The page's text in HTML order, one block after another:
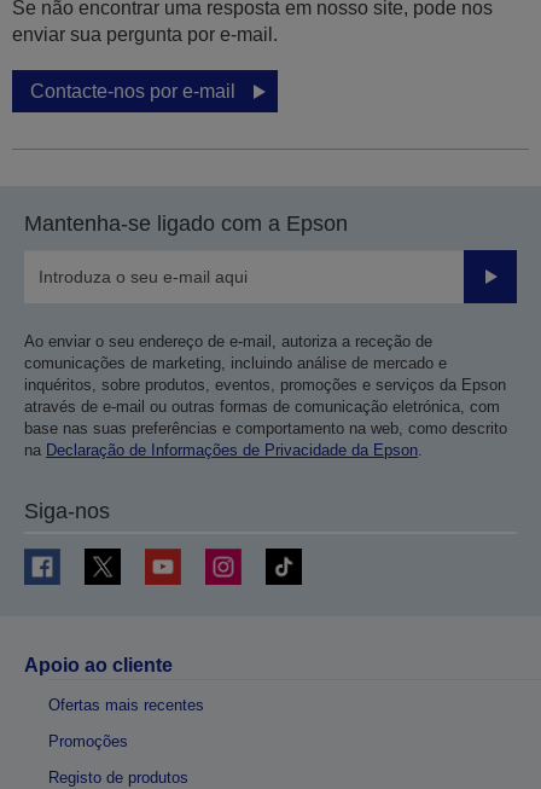
Se não encontrar uma resposta em nosso site, pode nos
enviar sua pergunta por e-mail.
Contacte-nos por e-mail
Mantenha-se ligado com a Epson
Enviar
Ao enviar o seu endereço de e-mail, autoriza a receção de
comunicações de marketing, incluindo análise de mercado e
inquéritos, sobre produtos, eventos, promoções e serviços da Epson
através de e-mail ou outras formas de comunicação eletrónica, com
base nas suas preferências e comportamento na web, como descrito
na Declaração de Informações de Privacidade da Epson.
Siga-nos
Apoio ao cliente
Ofertas mais recentes
Promoções
Registo de produtos